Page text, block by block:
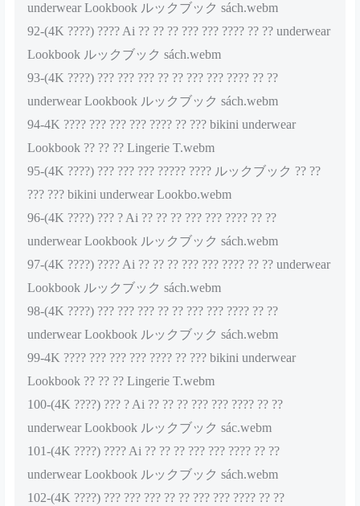
underwear Lookbook ルックブック sách.webm
92-(4K ????) ???? Ai ?? ?? ?? ??? ??? ???? ?? ?? underwear
Lookbook ルックブック sách.webm
93-(4K ????) ??? ??? ??? ?? ?? ??? ??? ???? ?? ??
underwear Lookbook ルックブック sách.webm
94-4K ???? ??? ??? ??? ???? ?? ??? bikini underwear
Lookbook ?? ?? ?? Lingerie T.webm
95-(4K ????) ??? ??? ??? ????? ???? ルックブック ?? ??
??? ??? bikini underwear Lookbo.webm
96-(4K ????) ??? ? Ai ?? ?? ?? ??? ??? ???? ?? ??
underwear Lookbook ルックブック sách.webm
97-(4K ????) ???? Ai ?? ?? ?? ??? ??? ???? ?? ?? underwear
Lookbook ルックブック sách.webm
98-(4K ????) ??? ??? ??? ?? ?? ??? ??? ???? ?? ??
underwear Lookbook ルックブック sách.webm
99-4K ???? ??? ??? ??? ???? ?? ??? bikini underwear
Lookbook ?? ?? ?? Lingerie T.webm
100-(4K ????) ??? ? Ai ?? ?? ?? ??? ??? ???? ?? ??
underwear Lookbook ルックブック sác.webm
101-(4K ????) ???? Ai ?? ?? ?? ??? ??? ???? ?? ??
underwear Lookbook ルックブック sách.webm
102-(4K ????) ??? ??? ??? ?? ?? ??? ??? ???? ?? ??